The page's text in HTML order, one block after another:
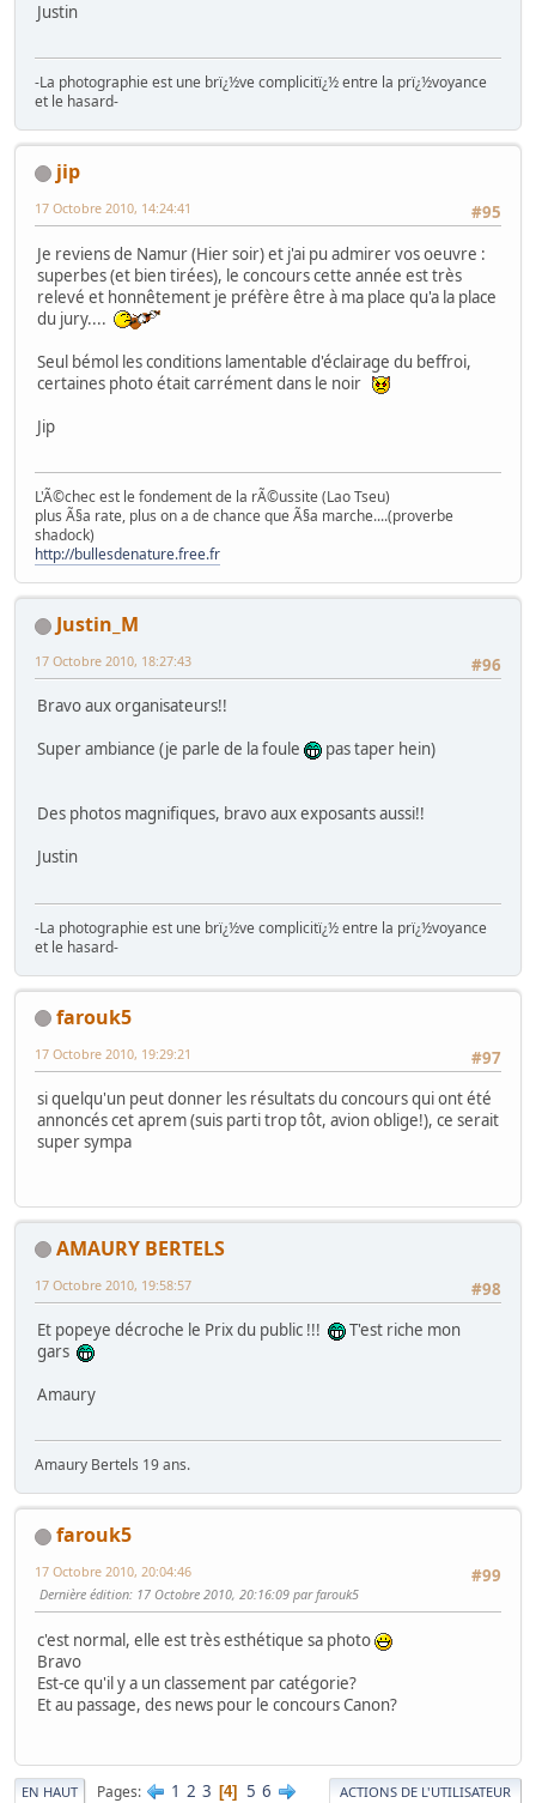
Justin
-La photographie est une brï¿½ve complicitï¿½ entre la prï¿½voyance
et le hasard-
jip
#95
17 Octobre 2010, 14:24:41
Je reviens de Namur (Hier soir) et j'ai pu admirer vos oeuvre :
superbes (et bien tirées), le concours cette année est très
relevé et honnêtement je préfère être à ma place qu'a la place
du jury....
Seul bémol les conditions lamentable d'éclairage du beffroi,
certaines photo était carrément dans le noir
Jip
L'Ã©chec est le fondement de la rÃ©ussite (Lao Tseu)
plus Ã§a rate, plus on a de chance que Ã§a marche....(proverbe
shadock)
http://bullesdenature.free.fr
Justin_M
#96
17 Octobre 2010, 18:27:43
Bravo aux organisateurs!!
Super ambiance (je parle de la foule
pas taper hein)
Des photos magnifiques, bravo aux exposants aussi!!
Justin
-La photographie est une brï¿½ve complicitï¿½ entre la prï¿½voyance
et le hasard-
farouk5
#97
17 Octobre 2010, 19:29:21
si quelqu'un peut donner les résultats du concours qui ont été
annoncés cet aprem (suis parti trop tôt, avion oblige!), ce serait
super sympa
AMAURY BERTELS
#98
17 Octobre 2010, 19:58:57
Et popeye décroche le Prix du public !!!
T'est riche mon
gars
Amaury
Amaury Bertels 19 ans.
farouk5
#99
17 Octobre 2010, 20:04:46
Dernière édition: 17 Octobre 2010, 20:16:09 par farouk5
c'est normal, elle est très esthétique sa photo
Bravo
Est-ce qu'il y a un classement par catégorie?
Et au passage, des news pour le concours Canon?
EN HAUT Pages 1 2 3 4 5 6 ACTIONS DE L'UTILISATEUR